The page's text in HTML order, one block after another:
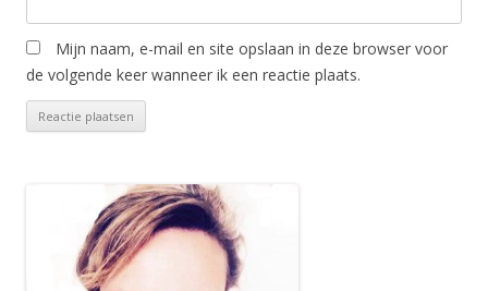
Mijn naam, e-mail en site opslaan in deze browser voor
de volgende keer wanneer ik een reactie plaats.